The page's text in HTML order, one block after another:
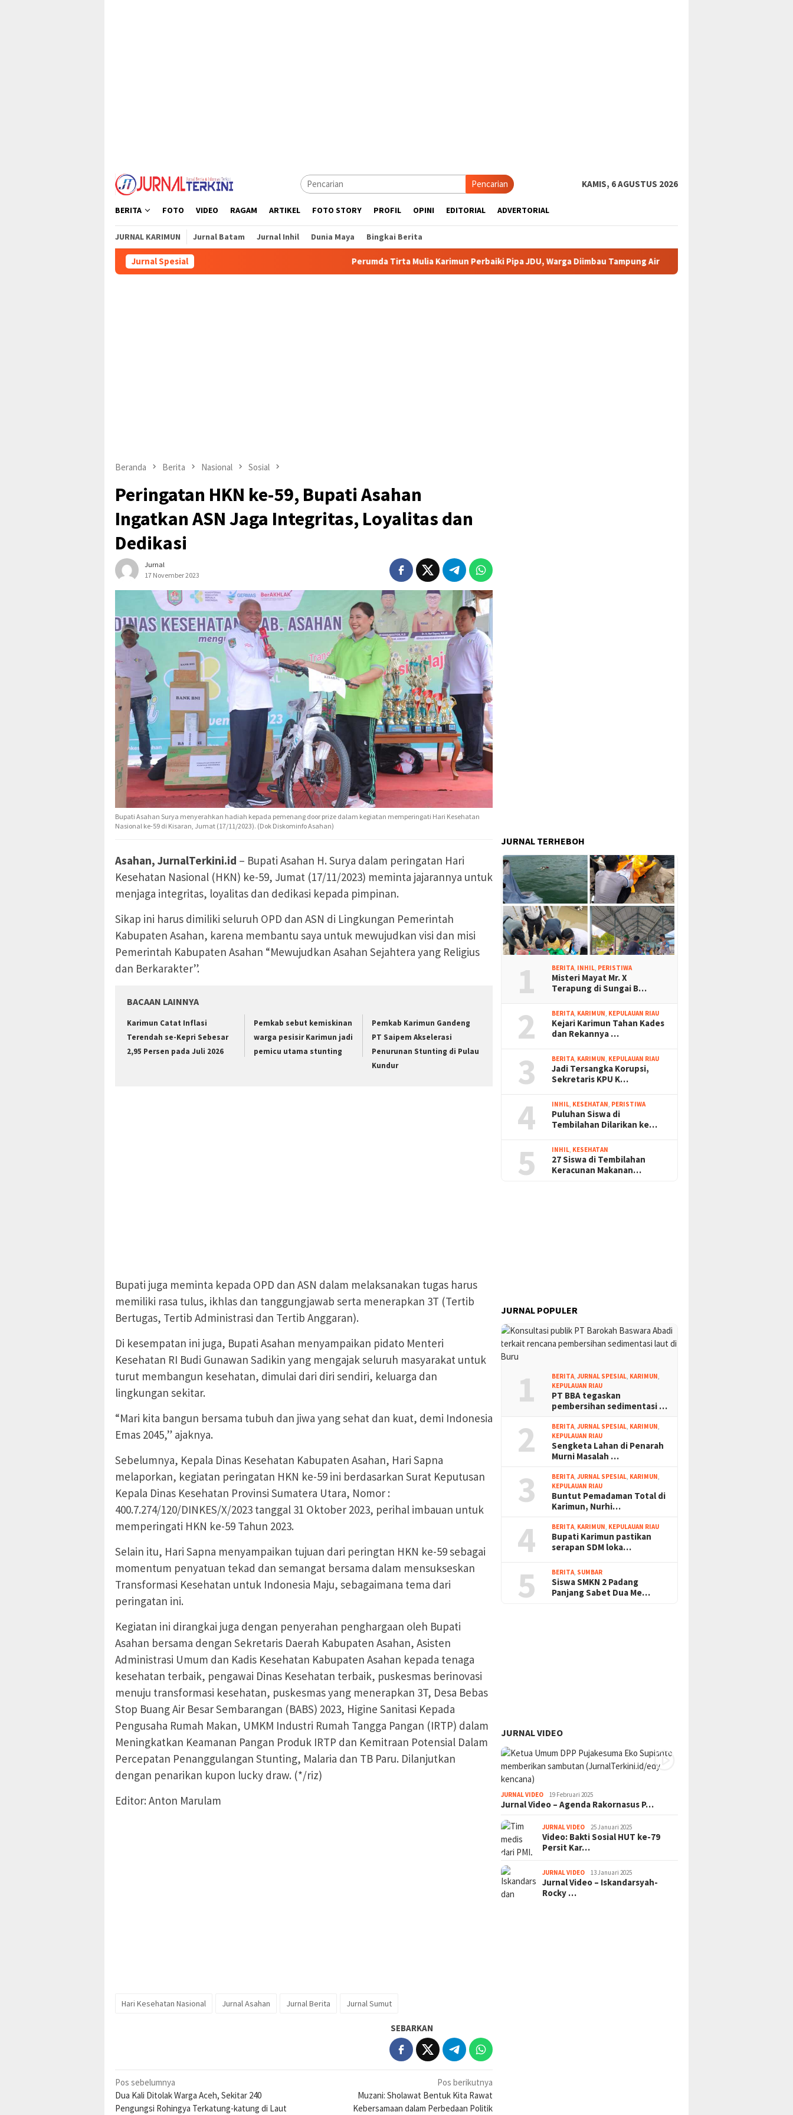
Pencarian KAMIS, 6 AGUSTUS 2026
BERITA FOTO VIDEO RAGAM ARTIKEL FOTO STORY PROFIL OPINI EDITORIAL ADVERTORIAL
JURNAL KARIMUN Jurnal Batam Jurnal Inhil Dunia Maya Bingkai Berita
Jurnal Spesial Perumda Tirta Mulia Karimun Perbaiki Pipa JDU, Warga Diimbau Tampung Air Pemkab Karimun minta warga tidak
Beranda Berita Nasional Sosial
Peringatan HKN ke-59, Bupati Asahan
Ingatkan ASN Jaga Integritas, Loyalitas dan
Dedikasi
Jurnal
17 November 2023
Bupati Asahan Surya menyerahkan hadiah kepada pemenang door prize dalam kegiatan memperingati Hari Kesehatan
Nasional ke-59 di Kisaran, Jumat (17/11/2023). (Dok Diskominfo Asahan)
Asahan, JurnalTerkini.id – Bupati Asahan H. Surya dalam peringatan Hari
Kesehatan Nasional (HKN) ke-59, Jumat (17/11/2023) meminta jajarannya untuk
menjaga integritas, loyalitas dan dedikasi kepada pimpinan.
Sikap ini harus dimiliki seluruh OPD dan ASN di Lingkungan Pemerintah
Kabupaten Asahan, karena membantu saya untuk mewujudkan visi dan misi
Pemerintah Kabupaten Asahan “Mewujudkan Asahan Sejahtera yang Religius
dan Berkarakter”.
BACAAN LAINNYA
Karimun Catat Inflasi
Terendah se-Kepri Sebesar
2,95 Persen pada Juli 2026
Pemkab sebut kemiskinan
warga pesisir Karimun jadi
pemicu utama stunting
Pemkab Karimun Gandeng
PT Saipem Akselerasi
Penurunan Stunting di Pulau
Kundur
Bupati juga meminta kepada OPD dan ASN dalam melaksanakan tugas harus
memiliki rasa tulus, ikhlas dan tanggungjawab serta menerapkan 3T (Tertib
Bertugas, Tertib Administrasi dan Tertib Anggaran).
Di kesempatan ini juga, Bupati Asahan menyampaikan pidato Menteri
Kesehatan RI Budi Gunawan Sadikin yang mengajak seluruh masyarakat untuk
turut membangun kesehatan, dimulai dari diri sendiri, keluarga dan
lingkungan sekitar.
“Mari kita bangun bersama tubuh dan jiwa yang sehat dan kuat, demi Indonesia
Emas 2045,” ajaknya.
Sebelumnya, Kepala Dinas Kesehatan Kabupaten Asahan, Hari Sapna
melaporkan, kegiatan peringatan HKN ke-59 ini berdasarkan Surat Keputusan
Kepala Dinas Kesehatan Provinsi Sumatera Utara, Nomor :
400.7.274/120/DINKES/X/2023 tanggal 31 Oktober 2023, perihal imbauan untuk
memperingati HKN ke-59 Tahun 2023.
Selain itu, Hari Sapna menyampaikan tujuan dari peringtan HKN ke-59 sebagai
momentum penyatuan tekad dan semangat bersama dalam mensukseskan
Transformasi Kesehatan untuk Indonesia Maju, sebagaimana tema dari
peringatan ini.
Kegiatan ini dirangkai juga dengan penyerahan penghargaan oleh Bupati
Asahan bersama dengan Sekretaris Daerah Kabupaten Asahan, Asisten
Administrasi Umum dan Kadis Kesehatan Kabupaten Asahan kepada tenaga
kesehatan terbaik, pengawai Dinas Kesehatan terbaik, puskesmas berinovasi
menuju transformasi kesehatan, puskesmas yang menerapkan 3T, Desa Bebas
Stop Buang Air Besar Sembarangan (BABS) 2023, Higine Sanitasi Kepada
Pengusaha Rumah Makan, UMKM Industri Rumah Tangga Pangan (IRTP) dalam
Meningkatkan Keamanan Pangan Produk IRTP dan Kemitraan Potensial Dalam
Percepatan Penanggulangan Stunting, Malaria dan TB Paru. Dilanjutkan
dengan penarikan kupon lucky draw. (*/riz)
Editor: Anton Marulam
Hari Kesehatan Nasional Jurnal Asahan Jurnal Berita Jurnal Sumut
SEBARKAN
Navigasi
pos
Pos sebelumnya
Dua Kali Ditolak Warga Aceh, Sekitar 240
Pengungsi Rohingya Terkatung-katung di Laut
Pos berikutnya
Muzani: Sholawat Bentuk Kita Rawat
Kebersamaan dalam Perbedaan Politik
JURNAL TERHEBOH
1 BERITA INHIL PERISTIWA
Misteri Mayat Mr. X
Terapung di Sungai B…
2 BERITA KARIMUN KEPULAUAN RIAU
Kejari Karimun Tahan Kades
dan Rekannya …
3 BERITA KARIMUN KEPULAUAN RIAU
Jadi Tersangka Korupsi,
Sekretaris KPU K…
4 INHIL KESEHATAN PERISTIWA
Puluhan Siswa di
Tembilahan Dilarikan ke…
5 INHIL KESEHATAN
27 Siswa di Tembilahan
Keracunan Makanan…
JURNAL POPULER
1 BERITA ,JURNAL SPESIAL KARIMUN
KEPULAUAN RIAU
PT BBA tegaskan
pembersihan sedimentasi …
2 BERITA ,JURNAL SPESIAL KARIMUN
KEPULAUAN RIAU
Sengketa Lahan di Penarah
Murni Masalah …
3 BERITA ,JURNAL SPESIAL KARIMUN
KEPULAUAN RIAU
Buntut Pemadaman Total di
Karimun, Nurhi…
4 BERITA KARIMUN KEPULAUAN RIAU
Bupati Karimun pastikan
serapan SDM loka…
5 BERITA SUMBAR
Siswa SMKN 2 Padang
Panjang Sabet Dua Me…
JURNAL VIDEO
JURNAL VIDEO 19 Februari 2025
Jurnal Video – Agenda Rakornasus P…
JURNAL VIDEO 25 Januari 2025
Video: Bakti Sosial HUT ke-79
Persit Kar…
JURNAL VIDEO 13 Januari 2025
Jurnal Video – Iskandarsyah-
Rocky …